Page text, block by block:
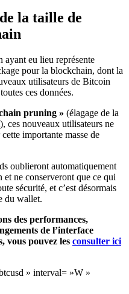
la taille de
ayant eu lieu représente
pour la blockchain, dont la
utilisateurs de Bitcoin
ces données.
pruning » (élagage de la
ces nouveaux utilisateurs ne
importante masse de
oublieront automatiquement
et ne conserveront que ce qui
sécurité, et c’est désormais
du wallet.
des performances,
de l’interface
vous pouvez les consulter ici
» interval= »W »